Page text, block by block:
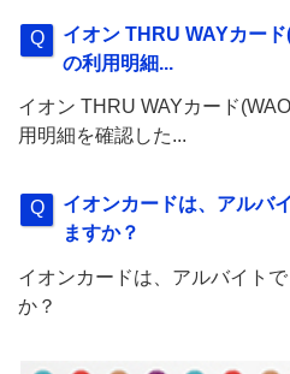
イオン THRU WAYカー
の利用明細...
イオン THRU WAYカード
用明細を確認した...
イオンカードは、アルバ
ますか？
イオンカードは、アルバイト
か？